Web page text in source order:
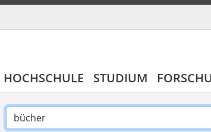
HOCHSCHULE STUDIUM